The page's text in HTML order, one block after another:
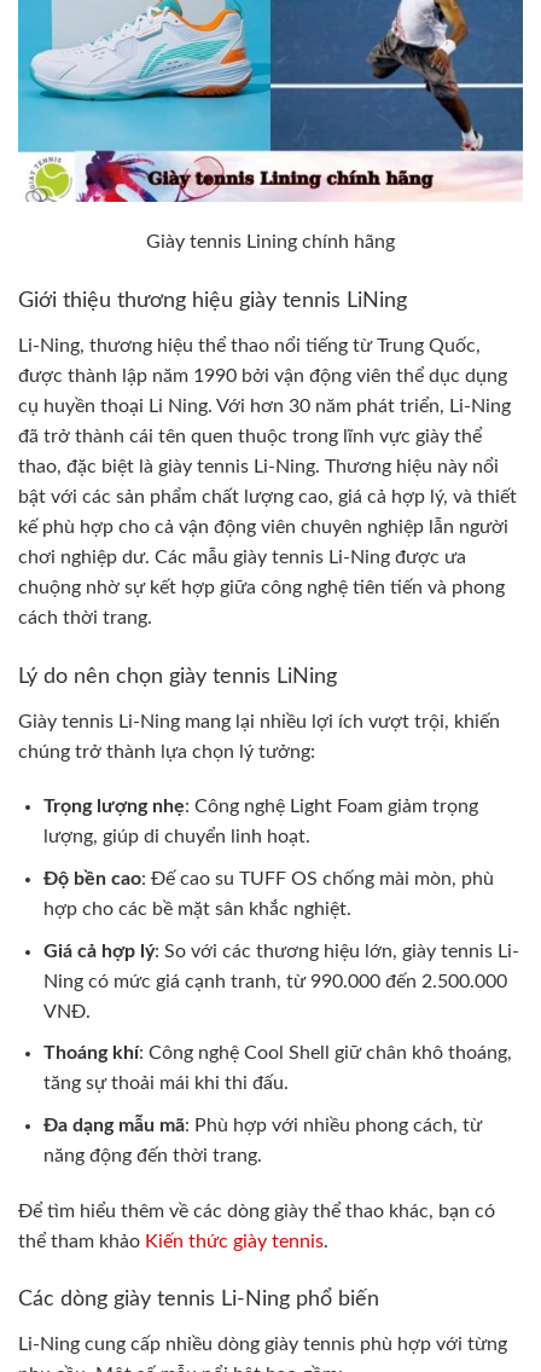
Giày tennis Lining chính hãng
Giới thiệu thương hiệu giày tennis LiNing
Li-Ning, thương hiệu thể thao nổi tiếng từ Trung Quốc,
được thành lập năm 1990 bởi vận động viên thể dục dụng
cụ huyền thoại Li Ning. Với hơn 30 năm phát triển, Li-Ning
đã trở thành cái tên quen thuộc trong lĩnh vực giày thể
thao, đặc biệt là giày tennis Li-Ning. Thương hiệu này nổi
bật với các sản phẩm chất lượng cao, giá cả hợp lý, và thiết
kế phù hợp cho cả vận động viên chuyên nghiệp lẫn người
chơi nghiệp dư. Các mẫu giày tennis Li-Ning được ưa
chuộng nhờ sự kết hợp giữa công nghệ tiên tiến và phong
cách thời trang.
Lý do nên chọn giày tennis LiNing
Giày tennis Li-Ning mang lại nhiều lợi ích vượt trội, khiến
chúng trở thành lựa chọn lý tưởng:
Trọng lượng nhẹ: Công nghệ Light Foam giảm trọng
lượng, giúp di chuyển linh hoạt.
Độ bền cao: Đế cao su TUFF OS chống mài mòn, phù
hợp cho các bề mặt sân khắc nghiệt.
Giá cả hợp lý: So với các thương hiệu lớn, giày tennis Li-
Ning có mức giá cạnh tranh, từ 990.000 đến 2.500.000
VNĐ.
Thoáng khí: Công nghệ Cool Shell giữ chân khô thoáng,
tăng sự thoải mái khi thi đấu.
Đa dạng mẫu mã: Phù hợp với nhiều phong cách, từ
năng động đến thời trang.
Để tìm hiểu thêm về các dòng giày thể thao khác, bạn có
thể tham khảo Kiến thức giày tennis.
Các dòng giày tennis Li-Ning phổ biến
Li-Ning cung cấp nhiều dòng giày tennis phù hợp với từng